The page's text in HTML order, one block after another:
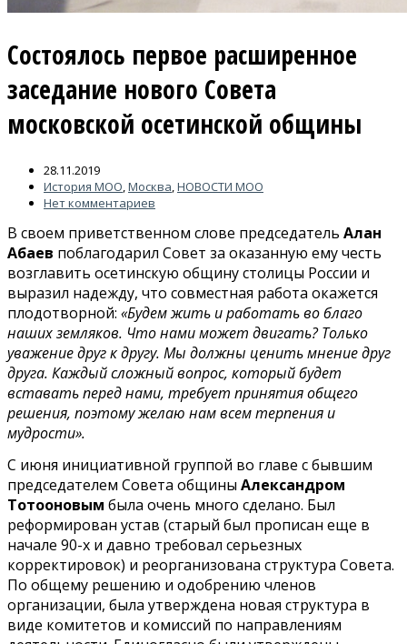
Состоялось первое расширенное
заседание нового Совета
московской осетинской общины
28.11.2019
История МОО,Москва,НОВОСТИ МОО
Нет комментариев
В своем приветственном слове председатель Алан
Абаев поблагодарил Совет за оказанную ему честь
возглавить осетинскую общину столицы России и
выразил надежду, что совместная работа окажется
плодотворной: «Будем жить и работать во благо
наших земляков. Что нами может двигать? Только
уважение друг к другу. Мы должны ценить мнение друг
друга. Каждый сложный вопрос, который будет
вставать перед нами, требует принятия общего
решения, поэтому желаю нам всем терпения и
мудрости».
С июня инициативной группой во главе с бывшим
председателем Совета общины Александром
Тотооновым была очень много сделано. Был
реформирован устав (старый был прописан еще в
начале 90-х и давно требовал серьезных
корректировок) и реорганизована структура Совета.
По общему решению и одобрению членов
организации, была утверждена новая структура в
виде комитетов и комиссий по направлениям